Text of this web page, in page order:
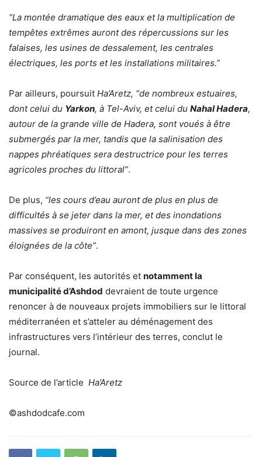
“La montée dramatique des eaux et la multiplication de
tempêtes extrêmes auront des répercussions sur les
falaises, les usines de dessalement, les centrales
électriques, les ports et les installations militaires.”
Par ailleurs, poursuit Ha’Aretz, “de nombreux estuaires,
dont celui du Yarkon, à Tel-Aviv, et celui du Nahal Hadera,
autour de la grande ville de Hadera, sont voués à être
submergés par la mer, tandis que la salinisation des
nappes phréatiques sera destructrice pour les terres
agricoles proches du littoral”.
De plus, “les cours d’eau auront de plus en plus de
difficultés à se jeter dans la mer, et des inondations
massives se produiront en amont, jusque dans des zones
éloignées de la côte”.
Par conséquent, les autorités et notamment la
municipalité d’Ashdod devraient de toute urgence
renoncer à de nouveaux projets immobiliers sur le littoral
méditerranéen et s’atteler au déménagement des
infrastructures vers l’intérieur des terres, conclut le
journal.
Source de l’article Ha’Aretz
©ashdodcafe.com